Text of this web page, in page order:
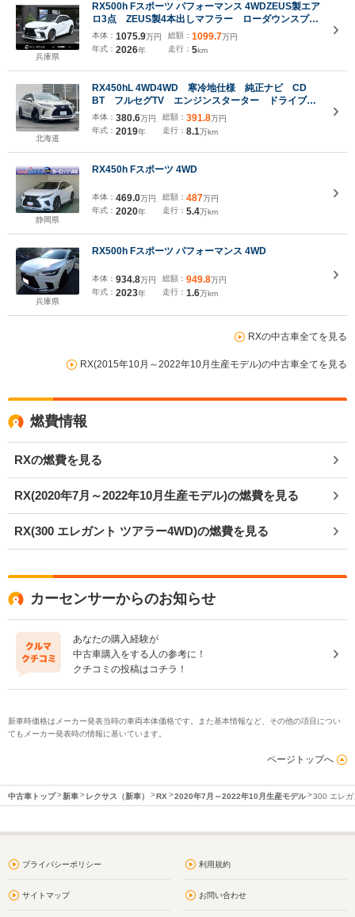
兵庫県
RX500h Fスポーツ パフォーマンス 4WDZEUS製エア
ロ3点 ZEUS製4本出しマフラー ローダウンスプリ
ング AW22 F SPORT専用オレンジキャリパー マ
ークレビンソンプレミアムサウンドシステム 輻射ヒ
ーター ルーフレール+パノラマルーフ ロックナッ
ト
本体： 1075.9万円
年式： 2026年
総額： 1099.7万円
走行： 5km
北海道
RX450hL 4WD4WD 寒冷地仕様 純正ナビ CD
BT フルセグTV エンジンスターター ドライブレ
コーダー ビルトインETC バックカメラ 前席パワ
ーシート シートヒーター ステアリングヒーター
社外22インチ社外AW 車高調
本体： 380.6万円
年式： 2019年
総額： 391.8万円
走行： 8.1万km
静岡県
RX450h Fスポーツ 4WD
本体： 469.0万円
年式： 2020年
総額： 487万円
走行： 5.4万km
兵庫県
RX500h Fスポーツ パフォーマンス 4WD
本体： 934.8万円
年式： 2023年
総額： 949.8万円
走行： 1.6万km
RXの中古車全てを見る
RX(2015年10月～2022年10月生産モデル)の中古車全てを見る
燃費情報
RXの燃費を見る
RX(2020年7月～2022年10月生産モデル)の燃費を見る
RX(300 エレガント ツアラー4WD)の燃費を見る
カーセンサーからのお知らせ
あなたの購入経験が
中古車購入をする人の参考に！
クチコミの投稿はコチラ！
新車時価格はメーカー発表当時の車両本体価格です。また基本情報など、その他の項目につい
てもメーカー発表時の情報に基いています。
ページトップへ
中古車トップ 新車 レクサス（新車） RX 2020年7月～2022年10月生産モデル 300 エレガ
プライバシーポリシー 利用規約
サイトマップ お問い合わせ